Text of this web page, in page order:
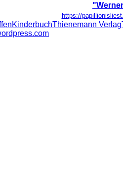
https://
KinderbuchThienemann Verlag